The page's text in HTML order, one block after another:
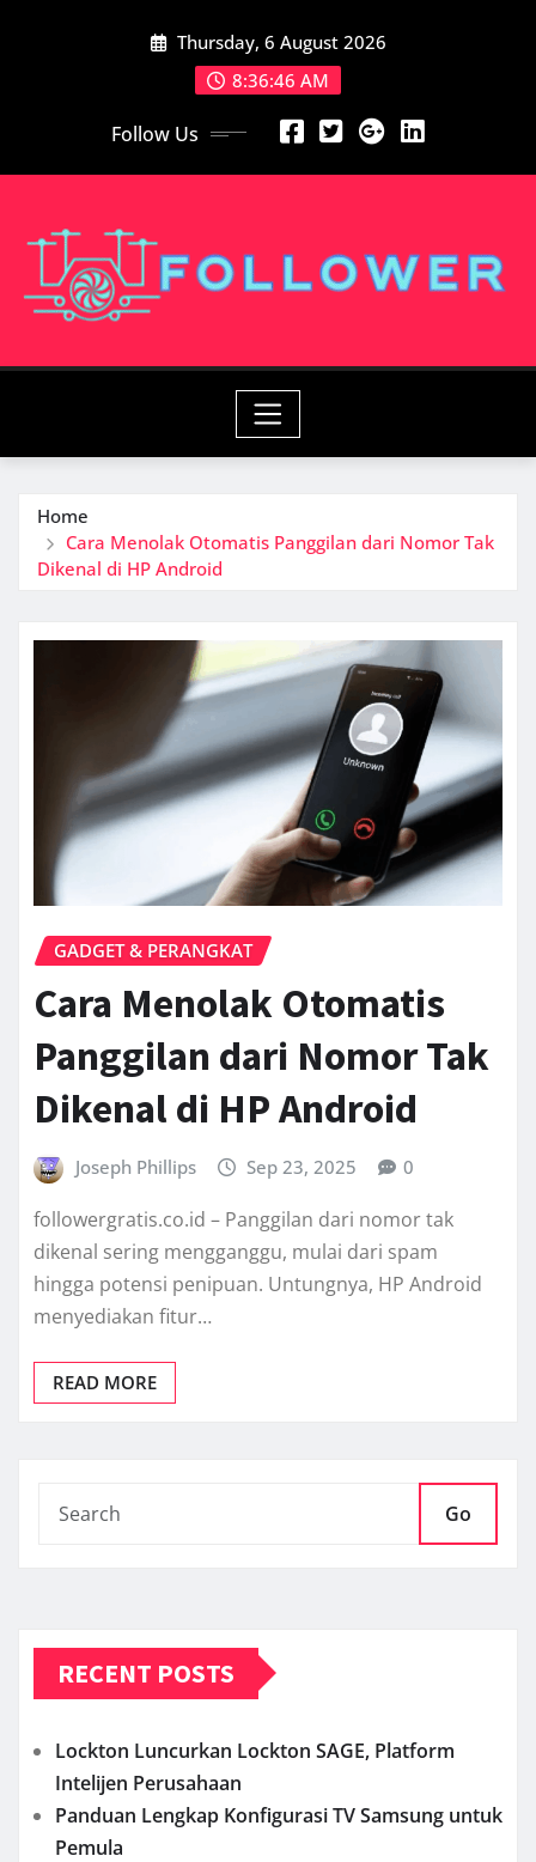
Thursday, 6 August 2026
8:36:46 AM
Follow Us
Home
Cara Menolak Otomatis Panggilan dari Nomor Tak
Dikenal di HP Android
GADGET & PERANGKAT
Cara Menolak Otomatis
Panggilan dari Nomor Tak
Dikenal di HP Android
Joseph Phillips Sep 23, 2025 0
followergratis.co.id – Panggilan dari nomor tak
dikenal sering mengganggu, mulai dari spam
hingga potensi penipuan. Untungnya, HP Android
menyediakan fitur…
READ MORE
Go
RECENT POSTS
Lockton Luncurkan Lockton SAGE, Platform
Intelijen Perusahaan
Panduan Lengkap Konfigurasi TV Samsung untuk
Pemula